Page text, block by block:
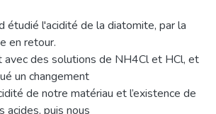
étudié l'acidité de la diatomite, par la
en retour.
avec des solutions de NH4Cl et HCl, et
un changement
de notre matériau et l’existence de
puis nous